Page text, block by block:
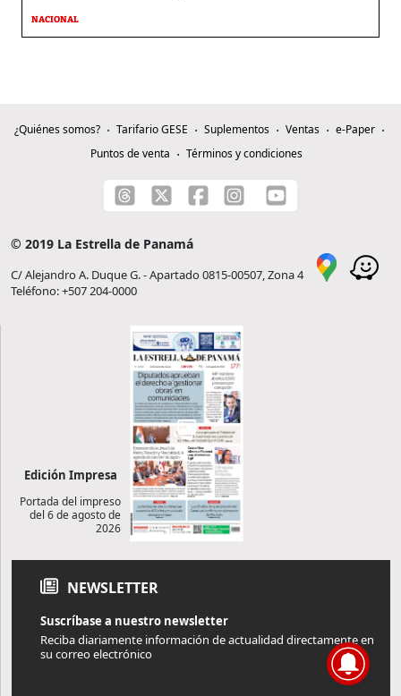
NACIONAL
¿Quiénes somos? Tarifario GESE Suplementos Ventas
e-Paper
Puntos de venta
Términos y condiciones
© 2019 La Estrella de Panamá
C/ Alejandro A. Duque G. - Apartado 0815-00507, Zona 4
Teléfono: +507 204-0000
Edición Impresa
Portada del impreso
del 6 de agosto de
2026
NEWSLETTER
Suscríbase a nuestro newsletter
Reciba diariamente información de actualidad directamente en
su correo electrónico